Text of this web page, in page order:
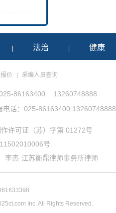
法治 健康
价 采编人员查询
025-86163400 13260748888
电话：025-86163400 13260748888
许可证（苏）字第 01272号
号
李杰 江苏衡鼎律师事务所律师
Inc. All Rights Reserved.